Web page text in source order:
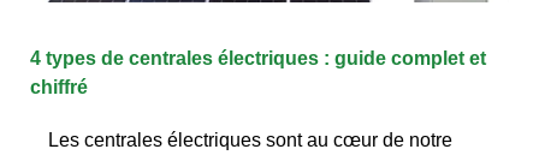
4 types de centrales électriques : guide complet et
chiffré
Les centrales électriques sont au cœur de notre